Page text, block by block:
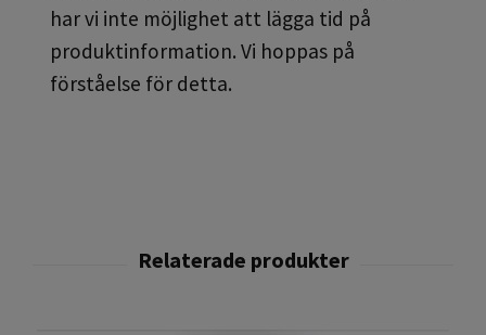
har vi inte möjlighet att lägga tid på
produktinformation. Vi hoppas på
förståelse för detta.